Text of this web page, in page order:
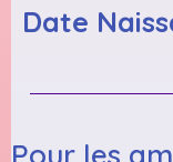
Date